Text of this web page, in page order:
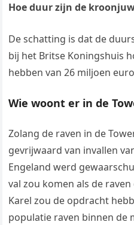
Hoe duur zijn de
De schatting is dat de
bij het Britse Koningshuis
hebben van 26 miljoen
Wie woont er in de
Zolang de raven in de
gevrijwaard van invallen
Engeland werd
val zou komen als de
Karel zou de opdracht
populatie raven binnen de